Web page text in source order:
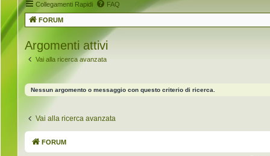
Collegamenti Rapidi FAQ
FORUM
Argomenti attivi
Vai alla ricerca avanzata
Nessun argomento o messaggio con questo criterio di ricerca.
Vai alla ricerca avanzata
FORUM